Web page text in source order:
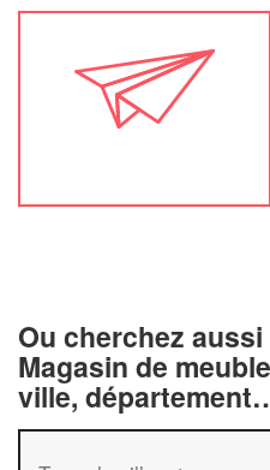
Ou cherchez
Magasin de
ville,